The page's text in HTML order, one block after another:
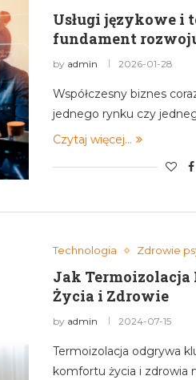
Usługi językowe i
fundament
by admin 2026-01-28
Współczesny biznes
jednego rynku czy
Czytaj więcej...
Technologia Zdrowie
Jak
Życia i Zdrowie
by admin 2024-07-15
Termoizolacja odgrywa
komfortu życia i zdrowia